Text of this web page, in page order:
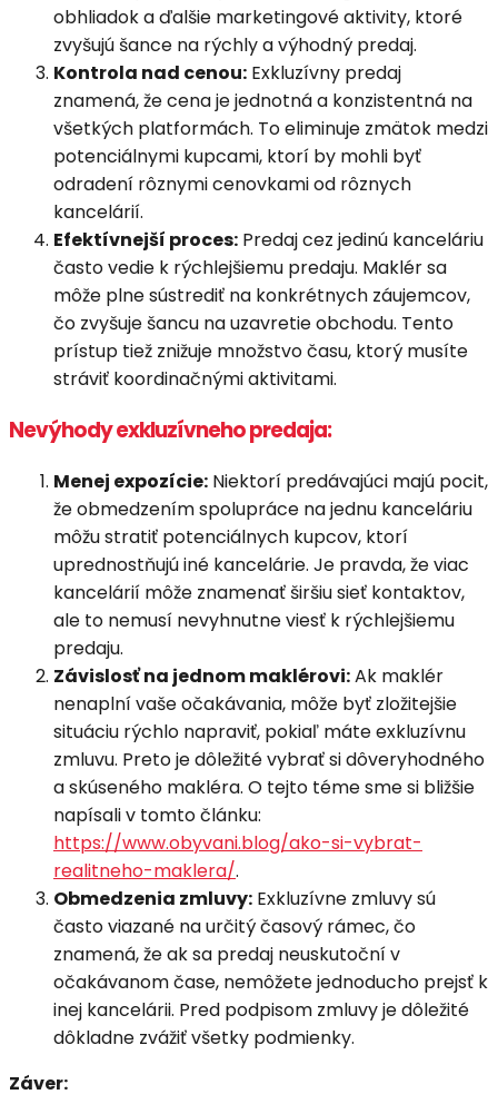
obhliadok a ďalšie marketingové aktivity, ktoré
zvyšujú šance na rýchly a výhodný predaj.
Kontrola nad cenou: Exkluzívny predaj
znamená, že cena je jednotná a konzistentná na
všetkých platformách. To eliminuje zmätok medzi
potenciálnymi kupcami, ktorí by mohli byť
odradení rôznymi cenovkami od rôznych
kancelárií.
Efektívnejší proces: Predaj cez jedinú kanceláriu
často vedie k rýchlejšiemu predaju. Maklér sa
môže plne sústrediť na konkrétnych záujemcov,
čo zvyšuje šancu na uzavretie obchodu. Tento
prístup tiež znižuje množstvo času, ktorý musíte
stráviť koordinačnými aktivitami.
Nevýhody exkluzívneho predaja:
Menej expozície: Niektorí predávajúci majú pocit,
že obmedzením spolupráce na jednu kanceláriu
môžu stratiť potenciálnych kupcov, ktorí
uprednostňujú iné kancelárie. Je pravda, že viac
kancelárií môže znamenať širšiu sieť kontaktov,
ale to nemusí nevyhnutne viesť k rýchlejšiemu
predaju.
Závislosť na jednom maklérovi:Ak maklér
nenaplní vaše očakávania, môže byť zložitejšie
situáciu rýchlo napraviť, pokiaľ máte exkluzívnu
zmluvu. Preto je dôležité vybrať si dôveryhodného
a skúseného makléra. O tejto téme sme si bližšie
napísali v tomto článku:
https://www.obyvani.blog/ako-si-vybrat-
realitneho-maklera/.
Obmedzenia zmluvy: Exkluzívne zmluvy sú
často viazané na určitý časový rámec, čo
znamená, že ak sa predaj neuskutoční v
očakávanom čase, nemôžete jednoducho prejsť k
inej kancelárii. Pred podpisom zmluvy je dôležité
dôkladne zvážiť všetky podmienky.
Záver: